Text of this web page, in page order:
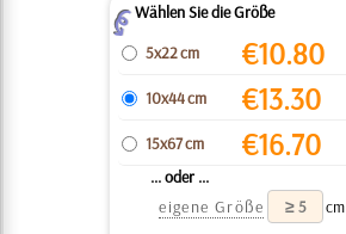
ZWählen Sie die Größe
5x22 cm
€10.80
10x44 cm €13.30
15x67 cm €16.70
... oder ...
eigene Größe
cm